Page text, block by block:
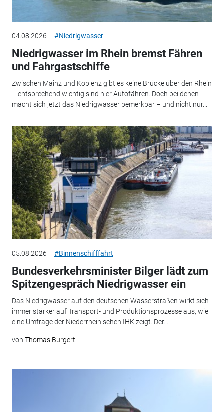
04.08.2026 #Niedrigwasser
Niedrigwasser im Rhein bremst Fähren
und Fahrgastschiffe
Zwischen Mainz und Koblenz gibt es keine Brücke über den Rhein
– entsprechend wichtig sind hier Autofähren. Doch bei denen
macht sich jetzt das Niedrigwasser bemerkbar – und nicht nur...
05.08.2026 #Binnenschifffahrt
Bundesverkehrsminister Bilger lädt zum
Spitzengespräch Niedrigwasser ein
Das Niedrigwasser auf den deutschen Wasserstraßen wirkt sich
immer stärker auf Transport- und Produktionsprozesse aus, wie
eine Umfrage der Niederrheinischen IHK zeigt. Der...
von Thomas Burgert